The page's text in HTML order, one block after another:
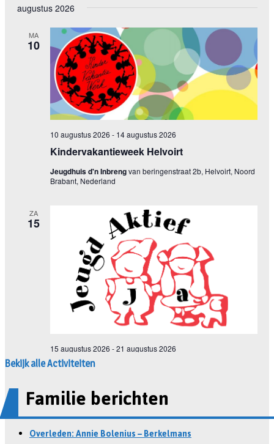
Bekijk alle Activiteiten
Familie berichten
Overleden: Annie Bolenius – Berkelmans